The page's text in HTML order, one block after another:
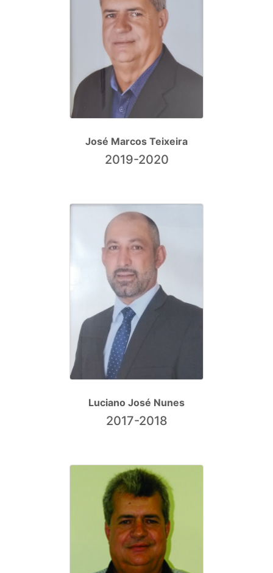
José Marcos Teixeira
2019-2020
Luciano José Nunes
2017-2018